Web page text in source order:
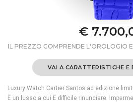
€
IL PREZZO COMPRENDE L'OROLOGIO
VAI A CARATTERISTICHE E
Luxury Watch Cartier Santos ad edizione
Ë un lusso a cui Ë difficile rinunciare.